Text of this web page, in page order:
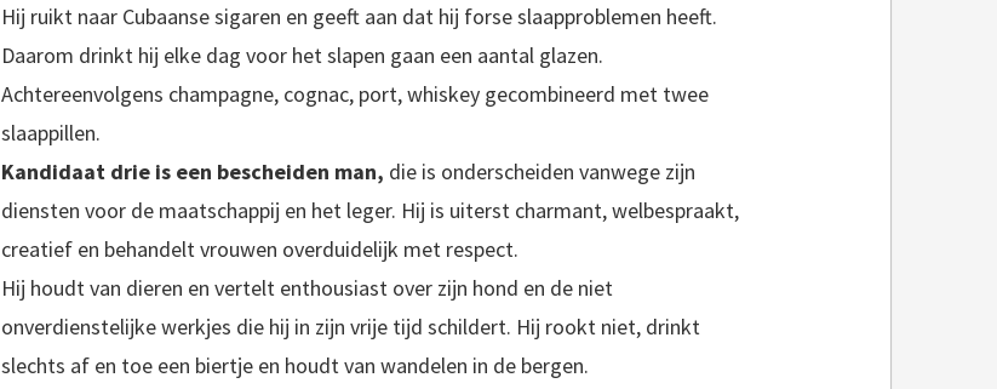
Hij ruikt naar Cubaanse sigaren en geeft aan dat hij forse slaapproblemen heeft.
Daarom drinkt hij elke dag voor het slapen gaan een aantal glazen.
Achtereenvolgens champagne, cognac, port, whiskey gecombineerd met twee
slaappillen.
Kandidaat drie is een bescheiden man, die is onderscheiden vanwege zijn
diensten voor de maatschappij en het leger. Hij is uiterst charmant, welbespraakt,
creatief en behandelt vrouwen overduidelijk met respect.
Hij houdt van dieren en vertelt enthousiast over zijn hond en de niet
onverdienstelijke werkjes die hij in zijn vrije tijd schildert. Hij rookt niet, drinkt
slechts af en toe een biertje en houdt van wandelen in de bergen.